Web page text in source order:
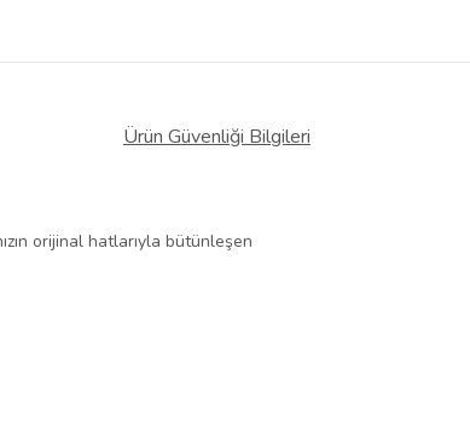
Ürün Güvenliği Bilgileri
orijinal hatlarıyla bütünleşen